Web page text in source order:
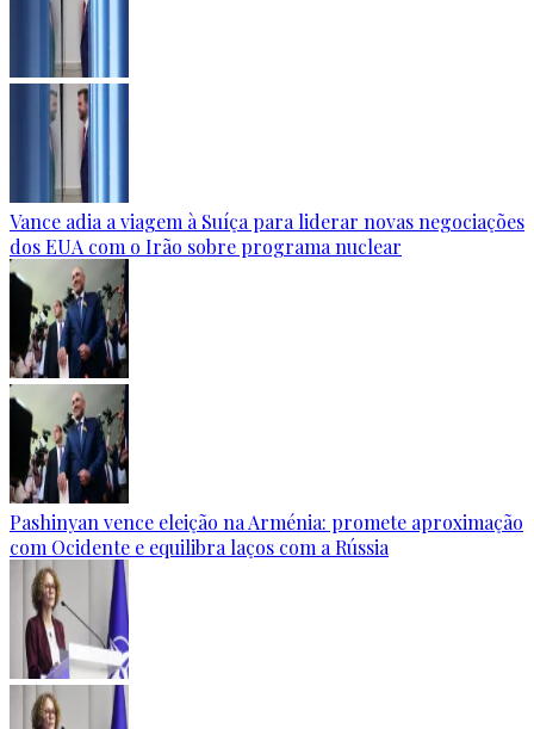
Vance adia a viagem à Suíça para liderar novas negociações
dos EUA com o Irão sobre programa nuclear
Pashinyan vence eleição na Arménia: promete aproximação
com Ocidente e equilibra laços com a Rússia